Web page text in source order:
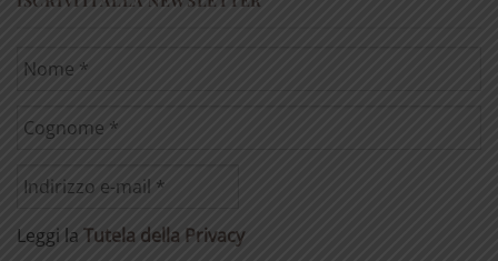
Leggi la Tutela della Privacy